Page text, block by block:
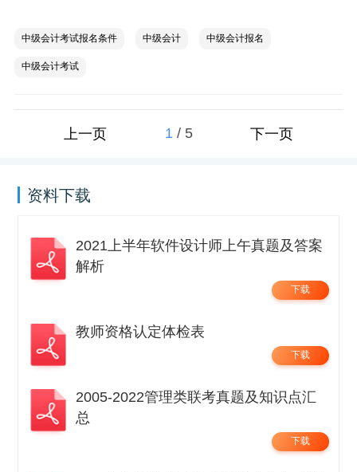
中级会计考试报名条件 中级会计 中级会计报名
中级会计考试
上一页 1 / 5 下一页
资料下载
2021上半年软件设计师上午真题及答案
解析
下载
教师资格认定体检表
下载
2005-2022管理类联考真题及知识点汇
总
下载